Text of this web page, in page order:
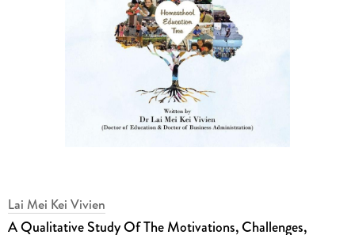
Lai Mei Kei Vivien
A Qualitative Study Of The Motivations, Challenges,